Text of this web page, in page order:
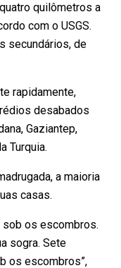
quilômetros a
com o USGS.
secundários, de
rapidamente,
desabados
Gaziantep,
Turquia.
a maioria
casas.
os escombros.
sogra. Sete
os escombros”,